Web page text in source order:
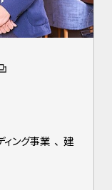
ィング事業 、 建